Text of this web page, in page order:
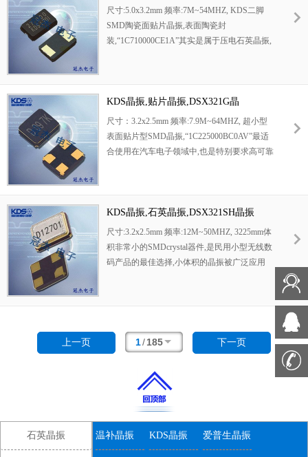
芯片提供一个基准信号,其主要各项功能还得看
应用何种产品.本产品具有小型,薄型,轻型的贴
片晶振表面型音叉式石英晶体谐振器,产品具有
振,DSX530GK晶振,1C710000CE1A
尺寸:5.0x3.2mm 频率:7M~54MHZ, KDS二脚
SMD陶瓷面贴片晶振,表面陶瓷封
装,“1C710000CE1A”其实是属于压电石英晶振,
计合理,成本和性能良好,产品被广泛应用于平
板电脑,MP5,数码相机,USB接口最佳选择,包含
RoHS指令豁免的密封玻璃中的铅.
KDS晶振,贴片晶振,DSX321G晶
振,1C225000BC0AV
尺寸：3.2x2.5mm 频率:7.9M~64MHZ, 超小型
表面贴片型SMD晶振,“1C225000BC0AV”最适
合使用在汽车电子领域中,也是特别要求高可靠
性,石英晶体在极端严酷的环境条件下也能发挥
稳定的起振特性,产品本身具有耐热,耐振,耐撞
击等优良的耐环境特性,满足无铅焊接以及高温
回流温度曲线要求,符合AEC-Q200标准.
KDS晶振,石英晶振,DSX321SH晶振
尺寸:3.2x2.5mm 频率:12M~50MHZ, 3225mm体
积非常小的SMDcrystal器件,是民用小型无线数
码产品的最佳选择,小体积的晶振被广泛应用
影响,是民用无线数码产品最好的选择,符合
上一页 1/185 下一页
石英晶振 温补晶振 KDS晶振 爱普生晶振